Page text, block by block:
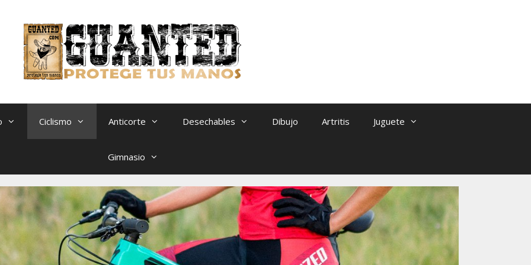
Ciclismo Anticorte Desechables Dibujo Artritis Juguete
Gimnasio